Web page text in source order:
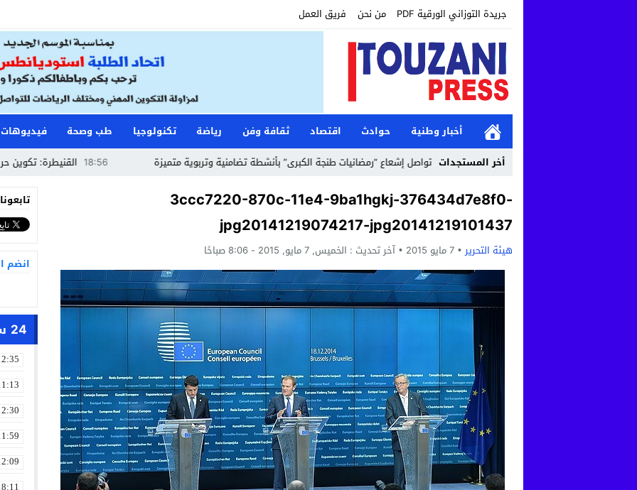
جريدة التوزاني الورقية PDF من نحن فريق العمل
أخبار وطنية حوادث اقتصاد ثقافة وفن رياضة تكنولوجيا طب وصحة فيديوهات
أخر المستجدات
القنيطرة: تكوين حراس مؤسسة طنجة الكبرى تواصل إشعاع “رمضانيات طنجة الكبرى” بأنشطة تضامنية وتربوية متميزة
3ccc7220-870c-11e4-9ba1hgkj-376434d7e8f0-
jpg20141219074217-jpg20141219101437
هيئة التحرير 7 مايو 2015 آخر تحديث : الخميس, 7 مايو, 2015 - 8:06 صباحًا
انضم
24 ساعة